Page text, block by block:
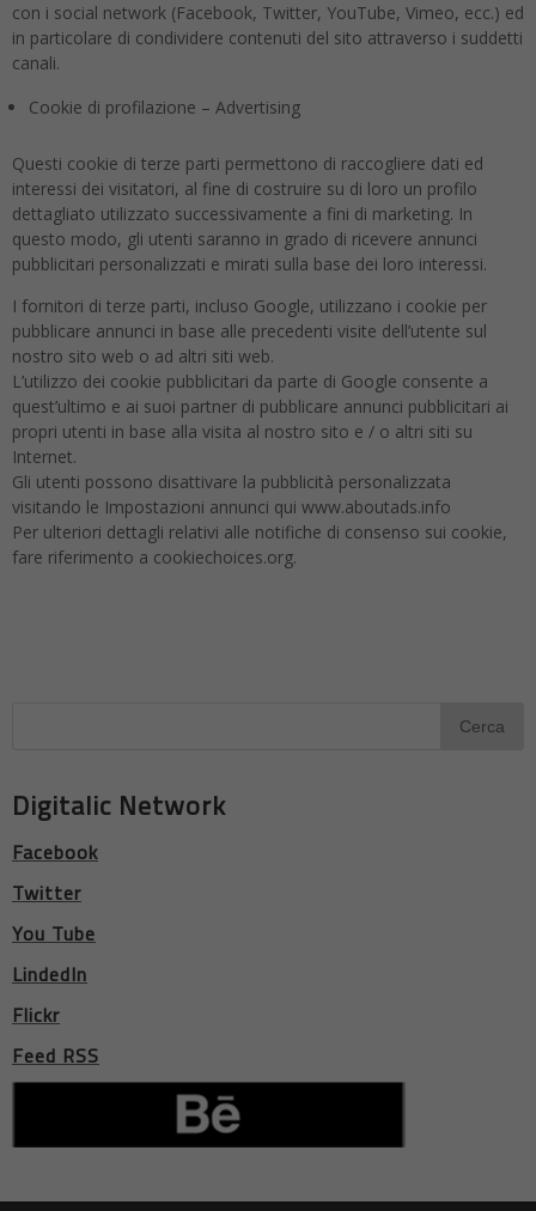
con i social network (Facebook, Twitter, YouTube, Vimeo, ecc.) ed
in particolare di condividere contenuti del sito attraverso i suddetti
canali.
Cookie di profilazione – Advertising
Questi cookie di terze parti permettono di raccogliere dati ed
interessi dei visitatori, al fine di costruire su di loro un profilo
dettagliato utilizzato successivamente a fini di marketing. In
questo modo, gli utenti saranno in grado di ricevere annunci
pubblicitari personalizzati e mirati sulla base dei loro interessi.
I fornitori di terze parti, incluso Google, utilizzano i cookie per
pubblicare annunci in base alle precedenti visite dell’utente sul
nostro sito web o ad altri siti web.
L’utilizzo dei cookie pubblicitari da parte di Google consente a
quest’ultimo e ai suoi partner di pubblicare annunci pubblicitari ai
propri utenti in base alla visita al nostro sito e / o altri siti su
Internet.
Gli utenti possono disattivare la pubblicità personalizzata
visitando le Impostazioni annunci qui www.aboutads.info
Per ulteriori dettagli relativi alle notifiche di consenso sui cookie,
fare riferimento a cookiechoices.org.
Digitalic Network
Facebook
Twitter
You Tube
LindedIn
Flickr
Feed RSS